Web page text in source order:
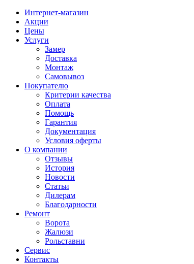
Интернет-магазин
Акции
Цены
Услуги
Замер
Доставка
Монтаж
Самовывоз
Покупателю
Критерии качества
Оплата
Помощь
Гарантия
Документация
Условия оферты
О компании
Отзывы
История
Новости
Статьи
Дилерам
Благодарности
Ремонт
Ворота
Жалюзи
Рольставни
Сервис
Контакты